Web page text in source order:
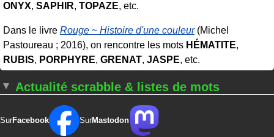
ONYX, SAPHIR, TOPAZE, etc.
Dans le livre Rouge ~ Histoire d'une couleur(Michel
Pastoureau ; 2016), on rencontre les mots HÉMATITE,
RUBIS, PORPHYRE, GRENAT, JASPE, etc.
Actualité scrabble & listes de mots
SurFacebook SurMastodon